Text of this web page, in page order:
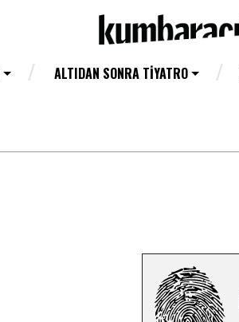
ALTIDAN SONRA TIYATRO